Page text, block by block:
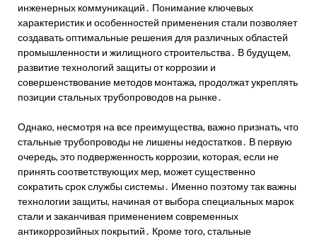
инженерных коммуникаций․ Понимание ключевых
характеристик и особенностей применения стали позволяет
создавать оптимальные решения для различных областей
промышленности и жилищного строительства․ В будущем,
развитие технологий защиты от коррозии и
совершенствование методов монтажа, продолжат укреплять
позиции стальных трубопроводов на рынке․
Однако, несмотря на все преимущества, важно признать, что
стальные трубопроводы не лишены недостатков․ В первую
очередь, это подверженность коррозии, которая, если не
принять соответствующих мер, может существенно
сократить срок службы системы․ Именно поэтому так важны
технологии защиты, начиная от выбора специальных марок
стали и заканчивая применением современных
антикоррозийных покрытий․ Кроме того, стальные